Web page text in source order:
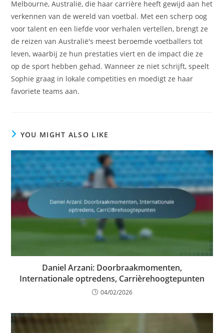
Melbourne, Australië, die haar carrière heeft gewijd aan het
verkennen van de wereld van voetbal. Met een scherp oog
voor talent en een liefde voor verhalen vertellen, brengt ze
de reizen van Australië's meest beroemde voetballers tot
leven, waarbij ze hun prestaties viert en de impact die ze
op de sport hebben gehad. Wanneer ze niet schrijft, speelt
Sophie graag in lokale competities en moedigt ze haar
favoriete teams aan.
YOU MIGHT ALSO LIKE
Daniel Arzani: Doorbraakmomenten,
Internationale optredens, Carrièrehoogtepunten
04/02/2026